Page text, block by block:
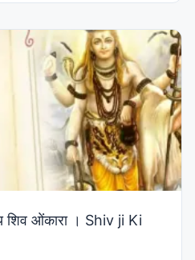
शिव ओंकारा । Shiv ji Ki